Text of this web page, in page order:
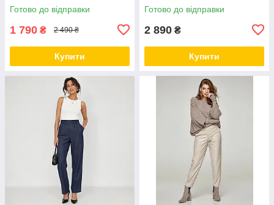
Готово до відправки
1 790 ₴ 2 490 ₴
Купити
Готово до відправки
2 890 ₴
Купити